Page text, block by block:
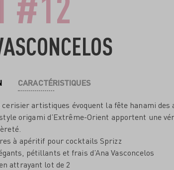
CARACTÉRISTIQUES
cerisier artistiques évoquent la fête hanami
origami d’Extrême-Orient apportent une
à apéritif pour cocktails Sprizz
pétillants et frais d’Ana Vasconcelos
attrayant lot de 2